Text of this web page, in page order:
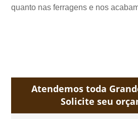
quanto nas ferragens e nos
Atendemos toda
Solicite seu